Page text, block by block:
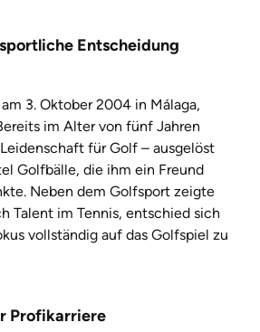
Entscheidung
3. Oktober 2004 in Málaga,
im Alter von fünf Jahren
für Golf – ausgelöst
Golfbälle, die ihm ein Freund
Neben dem Golfsport zeigte
Talent im Tennis, entschied sich
vollständig auf das Golfspiel zu
Profikarriere